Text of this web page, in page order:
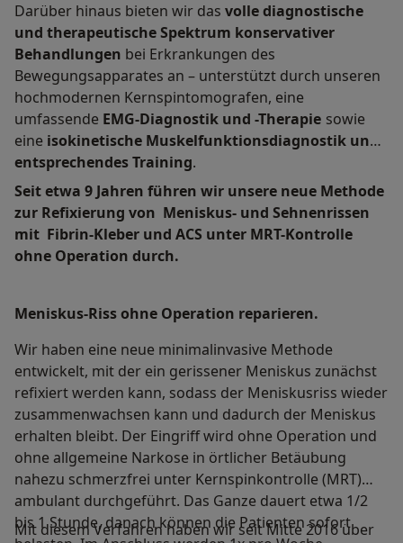
Darüber hinaus bieten wir das volle diagnostische
und therapeutische Spektrum konservativer
Behandlungen bei Erkrankungen des
Bewegungsapparates an – unterstützt durch unseren
hochmodernen Kernspintomografen, eine
umfassende EMG-Diagnostik und -Therapie sowie
eine isokinetische Muskelfunktionsdiagnostik und
entsprechendes Training.
Seit etwa 9 Jahren führen wir unsere neue Methode
zur Refixierung von Meniskus- und Sehnenrissen
mit Fibrin-Kleber und ACS unter MRT-Kontrolle
ohne Operation durch.
Meniskus-Riss ohne Operation reparieren.
Wir haben eine neue minimalinvasive Methode
entwickelt, mit der ein gerissener Meniskus zunächst
refixiert werden kann, sodass der Meniskusriss wieder
zusammenwachsen kann und dadurch der Meniskus
erhalten bleibt. Der Eingriff wird ohne Operation und
ohne allgemeine Narkose in örtlicher Betäubung
nahezu schmerzfrei unter Kernspinkontrolle (MRT)
ambulant durchgeführt. Das Ganze dauert etwa 1/2
bis 1 Stunde, danach können die Patienten sofort
Mit diesem Verfahren haben wir seit Mitte 2016 über